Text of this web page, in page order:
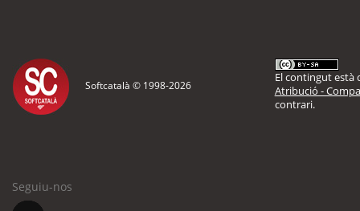
Softcatalà © 1998-2026
El contingut està
Atribució -
contrari.
Seguiu-nos